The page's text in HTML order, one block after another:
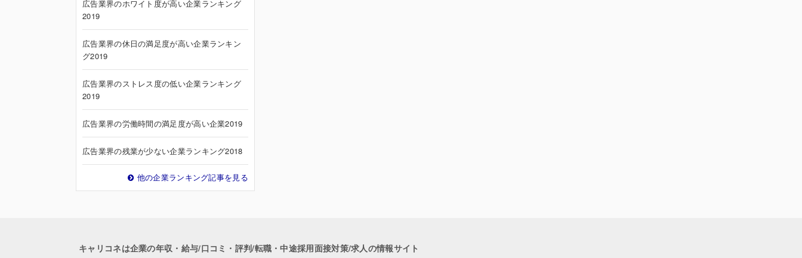
広告業界のホワイト度が高い企業ランキング
2019
広告業界の休日の満足度が高い企業ランキン
グ2019
広告業界のストレス度の低い企業ランキング
2019
広告業界の労働時間の満足度が高い企業2019
広告業界の残業が少ない企業ランキング2018
他の企業ランキング記事を見る
キャリコネは企業の年収・給与/口コミ・評判/転職・中途採用面接対策/求人の情報サイト